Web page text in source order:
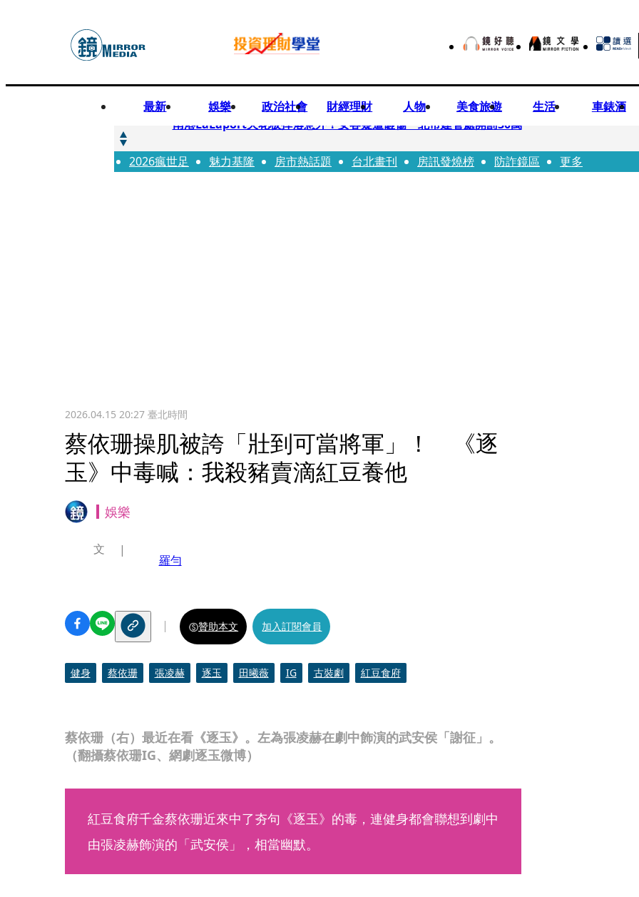
最新 娛樂 政治社會 財經理財 人物 美食旅遊 生活 車錶酒
快訊
南港LaLaport天花板掉落意外！女客疑遭砸傷 北市建管處開罰30萬
快訊
川普又出招！多晶矽產品課15%關稅12月生效 經濟部回應了
2026瘋世足 魅力基隆 房市熱話題 台北畫刊 房訊發燒榜 防詐鏡區 更多
2026.04.15 20:27臺北時間
蔡依珊操肌被誇「壯到可當將軍」！ 《逐
玉》中毒喊：我殺豬賣滴紅豆養他
娛樂
蔡依珊（右）最近在看《逐玉》。左為張凌赫在劇中飾演的武安侯「謝征」。
（翻攝蔡依珊IG、網劇逐玉微博）
文
羅勻
贊助本文 加入訂閱會員
健身 蔡依珊 張凌赫 逐玉 田曦薇 IG 古裝劇 紅豆食府
紅豆食府千金蔡依珊近來中了夯句《逐玉》的毒，連健身都會聯想到劇中
由張凌赫飾演的「武安侯」，相當幽默。